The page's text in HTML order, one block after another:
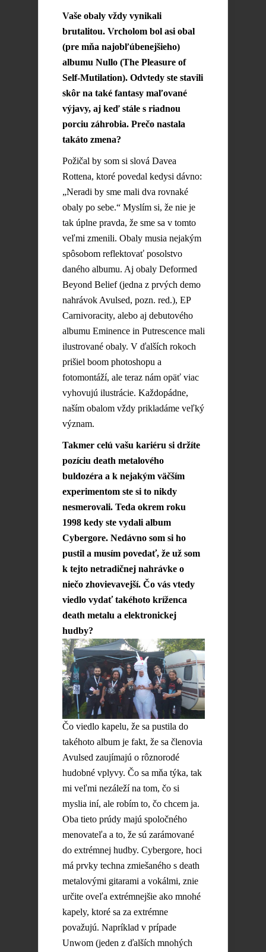
Vaše obaly vždy vynikali
brutalitou. Vrcholom bol asi obal
(pre mňa najobľúbenejšieho)
albumu Nullo (The Pleasure of
Self-Mutilation). Odvtedy ste stavili
skôr na také fantasy maľované
výjavy, aj keď stále s riadnou
porciu záhrobia. Prečo nastala
takáto zmena?
Požičal by som si slová Davea
Rottena, ktoré povedal kedysi dávno:
„Neradi by sme mali dva rovnaké
obaly po sebe.“ Myslím si, že nie je
tak úplne pravda, že sme sa v tomto
veľmi zmenili. Obaly musia nejakým
spôsobom reflektovať posolstvo
daného albumu. Aj obaly Deformed
Beyond Belief (jedna z prvých demo
nahrávok Avulsed, pozn. red.), EP
Carnivoracity, alebo aj debutového
albumu Eminence in Putrescence mali
ilustrované obaly. V ďalších rokoch
prišiel boom photoshopu a
fotomontáží, ale teraz nám opäť viac
vyhovujú ilustrácie. Každopádne,
naším obalom vždy prikladáme veľký
význam.
Takmer celú vašu kariéru si držíte
pozíciu death metalového
buldozéra a k nejakým väčším
experimentom ste si to nikdy
nesmerovali. Teda okrem roku
1998 kedy ste vydali album
Cybergore. Nedávno som si ho
pustil a musím povedať, že už som
k tejto netradičnej nahrávke o
niečo zhovievavejší. Čo vás vtedy
viedlo vydať takéhoto kríženca
death metalu a elektronickej
hudby?
Čo viedlo kapelu, že sa pustila do
takéhoto album je fakt, že sa členovia
Avulsed zaujímajú o rôznorodé
hudobné vplyvy. Čo sa mňa týka, tak
mi veľmi nezáleží na tom, čo si
myslia iní, ale robím to, čo chcem ja.
Oba tieto prúdy majú spoločného
menovateľa a to, že sú zarámované
do extrémnej hudby. Cybergore, hoci
má prvky techna zmiešaného s death
metalovými gitarami a vokálmi, znie
určite oveľa extrémnejšie ako mnohé
kapely, ktoré sa za extrémne
považujú. Napríklad v prípade
Unwom (jeden z ďalších mnohých